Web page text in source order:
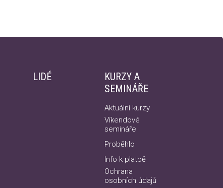
LIDÉ
KURZY A
SEMINÁŘE
Aktuální kurzy
Víkendové
semináře
Proběhlo
Info k platbě
Ochrana
osobních údajů